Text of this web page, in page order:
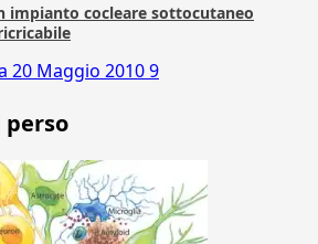
impianto cocleare sottocutaneo
20 Maggio 20109